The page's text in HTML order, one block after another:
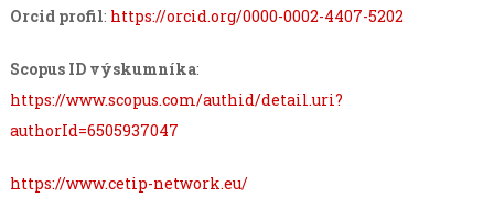
Orcid profil: https://orcid.org/0000-0002-4407-5202
Scopus ID výskumníka:
https://www.scopus.com/authid/detail.uri?
authorId=6505937047
https://www.cetip-network.eu/